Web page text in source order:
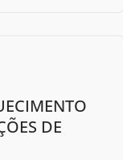
DE